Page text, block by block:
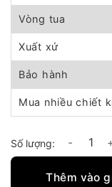
Vòng tua
Xuất xứ
Bảo hành
Mua nhiều chiết
Quạt thổi sò công
Thêm vào